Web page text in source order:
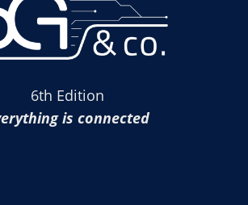
6th Edition
is connected